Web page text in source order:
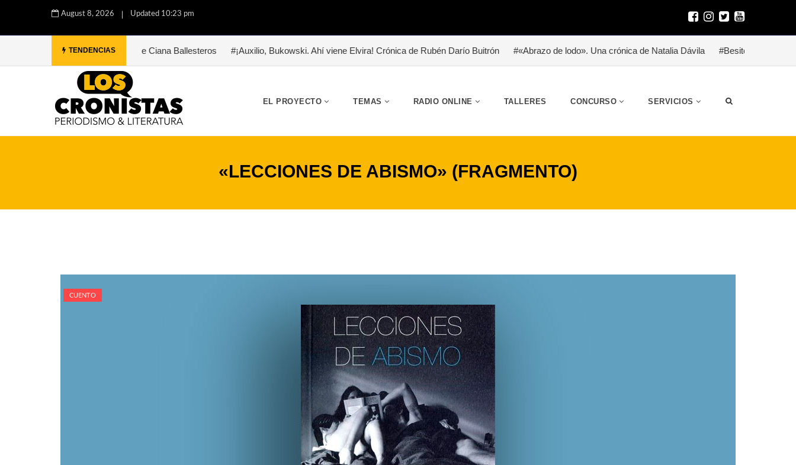
August 8, 2026 Updated 10:23 pm
TENDENCIAS
Una historia de Ciana Ballesteros #¡Auxilio, Bukowski. Ahí viene Elvira! Crónica de Rubén Darío Buitrón #«Abrazo de lodo». Una crónica de Natalia Dávila #Besitoterapia para un héroe
EL PROYECTO TEMAS RADIO ONLINE TALLERES CONCURSO SERVICIOS
«LECCIONES DE ABISMO» (FRAGMENTO)
CUENTO